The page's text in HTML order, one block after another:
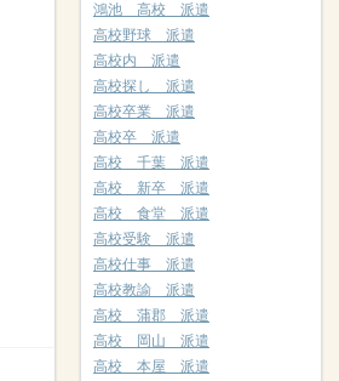
鴻池 高校 派遣
高校野球 派遣
高校内 派遣
高校探し 派遣
高校卒業 派遣
高校卒 派遣
高校 千葉 派遣
高校 新卒 派遣
高校 食堂 派遣
高校受験 派遣
高校仕事 派遣
高校教諭 派遣
高校 蒲郡 派遣
高校 岡山 派遣
高校 本屋 派遣